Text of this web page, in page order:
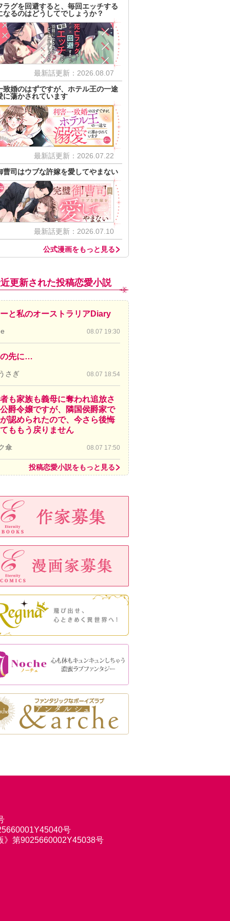
ラグを回避すると、毎回エッチする
なるのはどうしてでしょうか？
最新話更新：2026.08.07
致婚のはずですが、ホテル王の一途
に蕩かされています
最新話更新：2026.07.22
曹司はウブな許嫁を愛してやまない
最新話更新：2026.07.10
公式漫画をもっと見る
更新された投稿恋愛小説
と私のオーストラリアDiary
08.07 19:30
先に…
さぎ 08.07 18:54
も家族も義母に奪われ追放さ
爵令嬢ですが、隣国侯爵家で
認められたので、今さら後悔
ももう戻りません
傘 08.07 17:50
投稿恋愛小説をもっと見る
号
第9025660002Y45038号